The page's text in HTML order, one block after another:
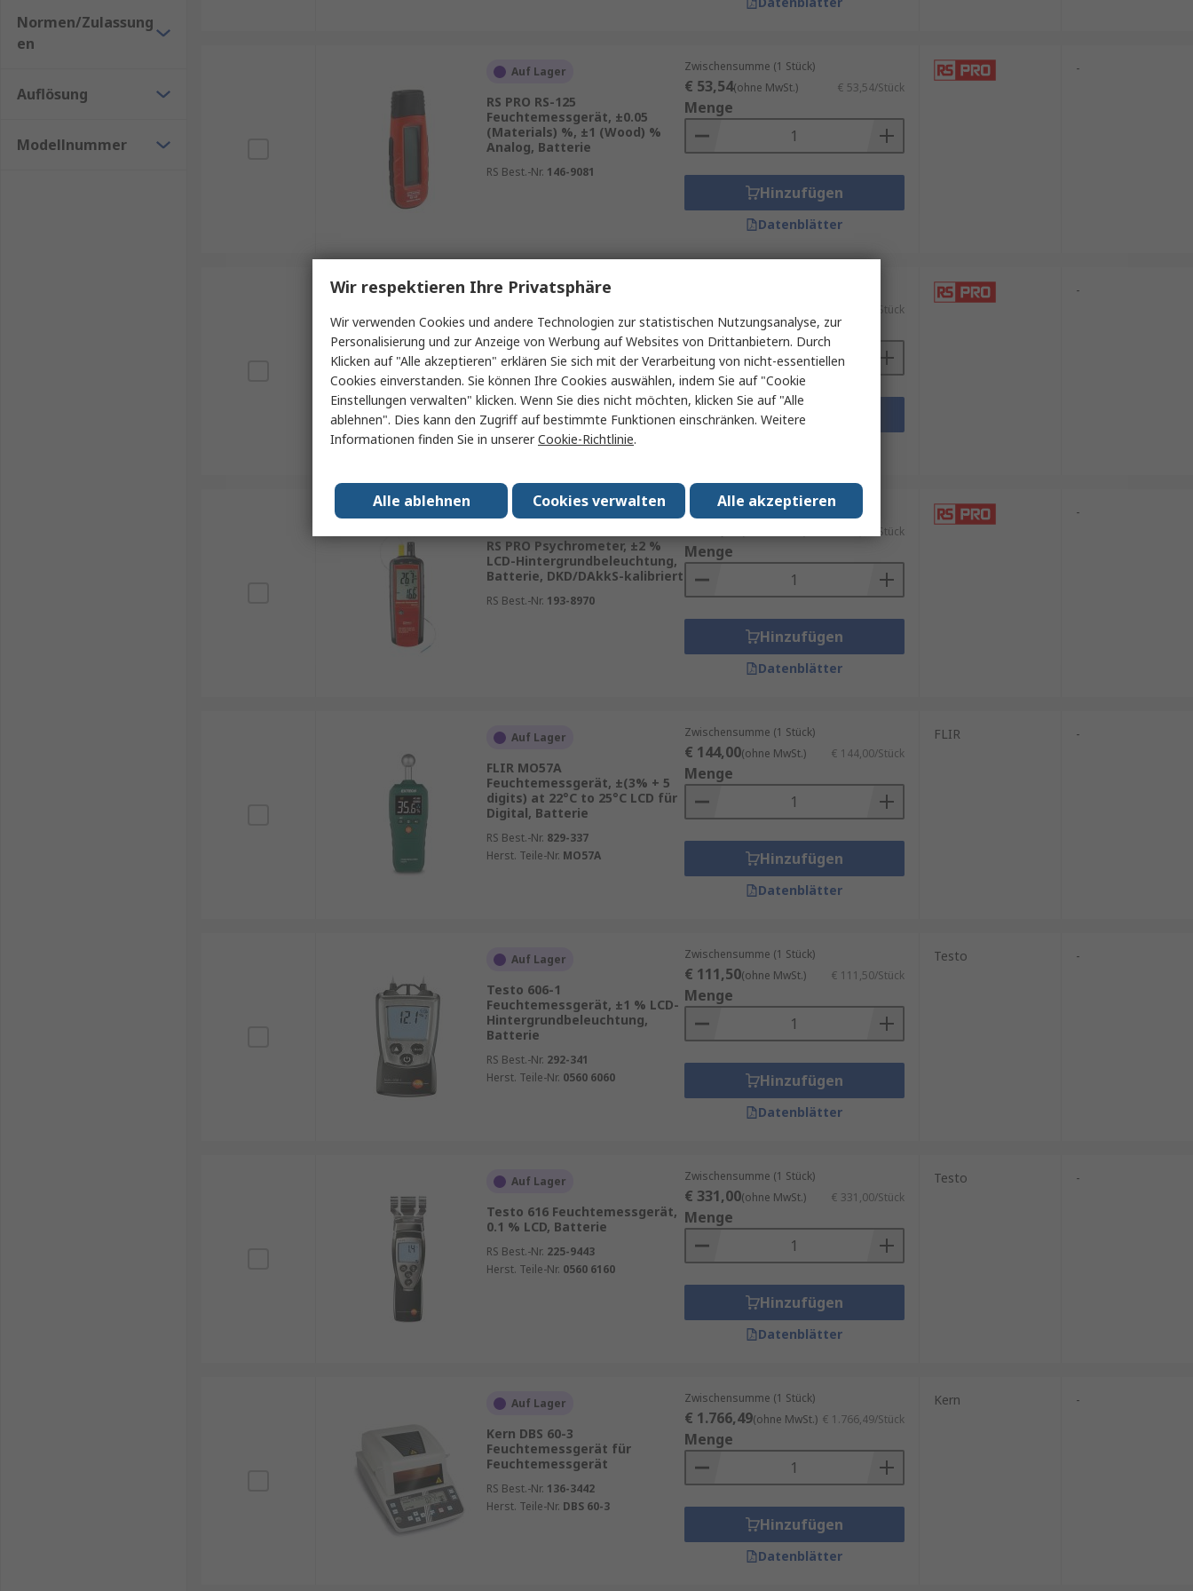
Normen/Zulassung
en
Auflösung
Modellnummer
Auf Lager
RS PRO RS-125
Feuchtemessgerät, ±0.05
(Materials) %, ±1 (Wood) %
Analog, Batterie
RS Best.-Nr. 146-9081
Zwischensumme (1 Stück)
€ 53,54(ohne MwSt.) € 53,54/Stück
Menge
Hinzufügen
Datenblätter
-
Auf Lager
RS PRO Psychrometer, ±2 %
LCD-Hintergrundbeleuchtung,
Batterie, ISO-kalibriert
RS Best.-Nr.193-8969
€ 280,84/Stück
Menge
Hinzufügen
-
Auf Lager
RS PRO Psychrometer, ±2 %
LCD-Hintergrundbeleuchtung,
Batterie, DKD/DAkkS-kalibriert
RS Best.-Nr. 193-8970
Zwischensumme (1 Stück)
€ 486,19/Stück
Menge
Hinzufügen
Datenblätter
-
Auf Lager
FLIR MO57A
Feuchtemessgerät, ±(3% + 5
digits) at 22°C to 25°C LCD für
Digital, Batterie
RS Best.-Nr. 829-337
Herst. Teile-Nr. MO57A
Zwischensumme (1 Stück)
€ 144,00(ohne MwSt.) € 144,00/Stück
Menge
Hinzufügen
Datenblätter
FLIR -
Auf Lager
Testo 606-1
Feuchtemessgerät, ±1 % LCD-
Hintergrundbeleuchtung,
Batterie
RS Best.-Nr. 292-341
Herst. Teile-Nr. 0560 6060
Zwischensumme (1 Stück)
€ 111,50(ohne MwSt.) € 111,50/Stück
Menge
Hinzufügen
Datenblätter
Testo -
Auf Lager
Testo 616 Feuchtemessgerät,
0.1 % LCD, Batterie
RS Best.-Nr. 225-9443
Herst. Teile-Nr. 0560 6160
Zwischensumme (1 Stück)
€ 331,00(ohne MwSt.) € 331,00/Stück
Menge
Hinzufügen
Datenblätter
Testo -
Auf Lager
Kern DBS 60-3
Feuchtemessgerät für
Feuchtemessgerät
RS Best.-Nr. 136-3442
Herst. Teile-Nr. DBS 60-3
Zwischensumme (1 Stück)
€ 1.766,49(ohne MwSt.) € 1.766,49/Stück
Menge
Hinzufügen
Datenblätter
Kern -
Wir respektieren Ihre Privatsphäre
Wir verwenden Cookies und andere Technologien zur statistischen Nutzungsanalyse, zur
Personalisierung und zur Anzeige von Werbung auf Websites von Drittanbietern. Durch
Klicken auf "Alle akzeptieren" erklären Sie sich mit der Verarbeitung von nicht-essentiellen
Cookies einverstanden. Sie können Ihre Cookies auswählen, indem Sie auf "Cookie
Einstellungen verwalten" klicken. Wenn Sie dies nicht möchten, klicken Sie auf "Alle
ablehnen". Dies kann den Zugriff auf bestimmte Funktionen einschränken. Weitere
Informationen finden Sie in unsererCookie-Richtlinie.
Alle akzeptieren
Cookies verwalten
Alle ablehnen